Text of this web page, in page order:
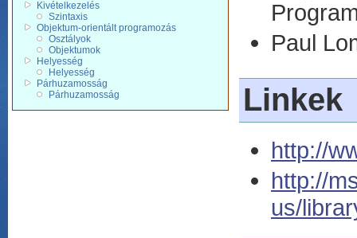
Kivételkezelés
Szintaxis
Objektum-orientált programozás
Osztályok
Objektumok
Helyesség
Helyesség
Párhuzamosság
Párhuzamosság
Paul
Linkek
http://
http://
us/